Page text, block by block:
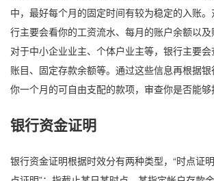
中，最好每个月的固定时间有较为稳定的入账
行主要会看你的工资流水、每月的账户余额以及
对于中小企业业主、个体户业主等，银行主要
账目、固定存款余额等。通过这些信息再根据
你一个月的可自由支配的款项，审查你是否能够
银行资金证明
银行资金证明根据时效分有两种类型，“时点证